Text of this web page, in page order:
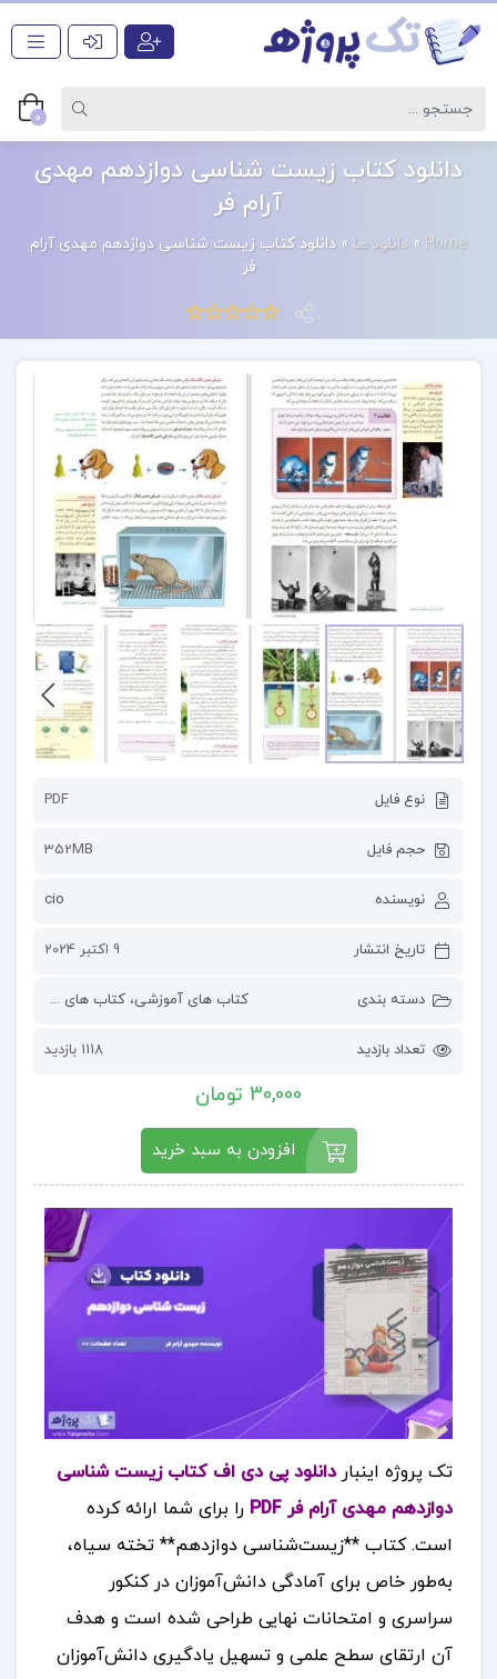
0
دانلود کتاب زیست شناسی دوازدهم مهدی
آرام فر
Home
» دانلود ها » دانلود کتاب زیست شناسی دوازدهم مهدی آرام
فر
نوع فایل PDF
حجم فایل 352MB
نویسنده cio
تاریخ انتشار 9 اکتبر 2024
دسته بندی کتاب های آموزشی، کتاب های درسی و دانشگاهی
تعداد بازدید 1118 بازدید
30,000 تومان
افزودن به سبد خرید
تک پروژه اینبار دانلود پی دی اف کتاب زیست شناسی
دوازدهم مهدی آرام فر PDF
را برای شما ارائه کرده
است. کتاب **زیست‌شناسی دوازدهم** تخته سیاه،
به‌طور خاص برای آمادگی دانش‌آموزان در کنکور
سراسری و امتحانات نهایی طراحی شده است و هدف
آن ارتقای سطح علمی و تسهیل یادگیری دانش‌آموزان